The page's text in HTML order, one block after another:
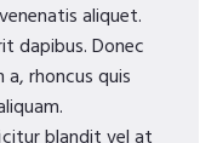
aliquet.
dapibus. Donec
rhoncus quis